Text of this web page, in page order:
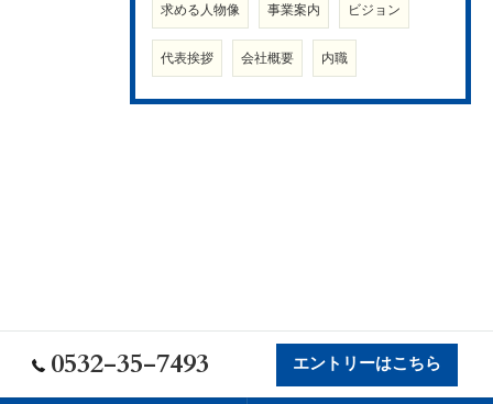
求める人物像 事業案内 ビジョン
代表挨拶 会社概要 内職
0532-35-7493 エントリーはこちら